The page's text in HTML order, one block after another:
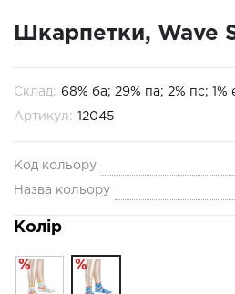
Шкарпетки, Wave
Склад: 68% ба; 29% па; 2% пс; 1%
Артикул: 12045
Код кольору
Назва кольору
Колір
% %